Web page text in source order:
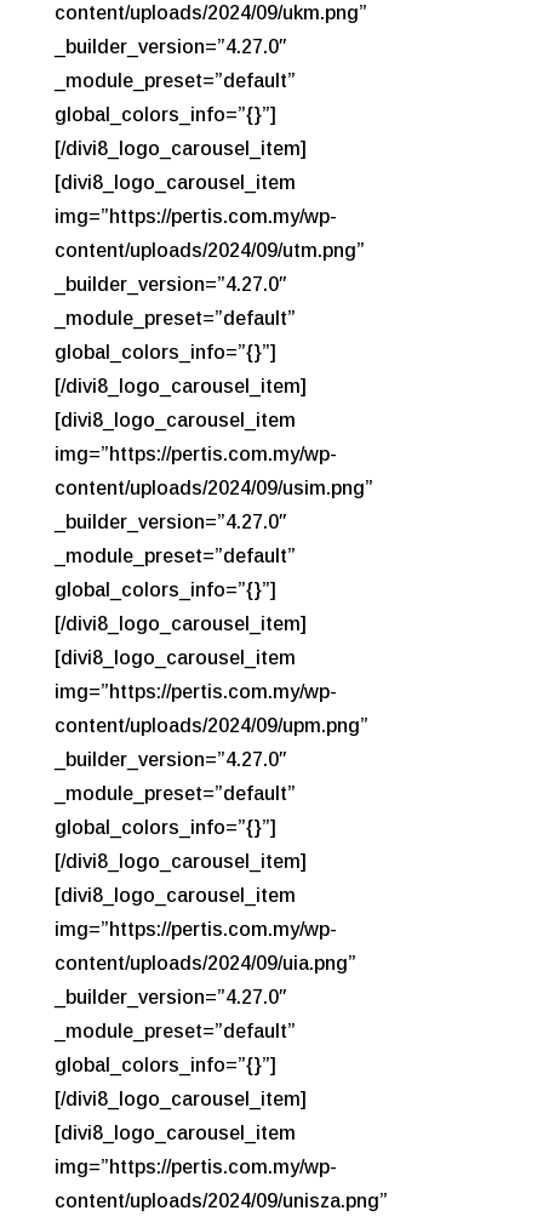
content/uploads/2024/09/ukm.png”
_builder_version=”4.27.0″
_module_preset=”default”
global_colors_info=”{}”]
[/divi8_logo_carousel_item]
[divi8_logo_carousel_item
img=”https://pertis.com.my/wp-
content/uploads/2024/09/utm.png”
_builder_version=”4.27.0″
_module_preset=”default”
global_colors_info=”{}”]
[/divi8_logo_carousel_item]
[divi8_logo_carousel_item
img=”https://pertis.com.my/wp-
content/uploads/2024/09/usim.png”
_builder_version=”4.27.0″
_module_preset=”default”
global_colors_info=”{}”]
[/divi8_logo_carousel_item]
[divi8_logo_carousel_item
img=”https://pertis.com.my/wp-
content/uploads/2024/09/upm.png”
_builder_version=”4.27.0″
_module_preset=”default”
global_colors_info=”{}”]
[/divi8_logo_carousel_item]
[divi8_logo_carousel_item
img=”https://pertis.com.my/wp-
content/uploads/2024/09/uia.png”
_builder_version=”4.27.0″
_module_preset=”default”
global_colors_info=”{}”]
[/divi8_logo_carousel_item]
[divi8_logo_carousel_item
img=”https://pertis.com.my/wp-
content/uploads/2024/09/unisza.png”